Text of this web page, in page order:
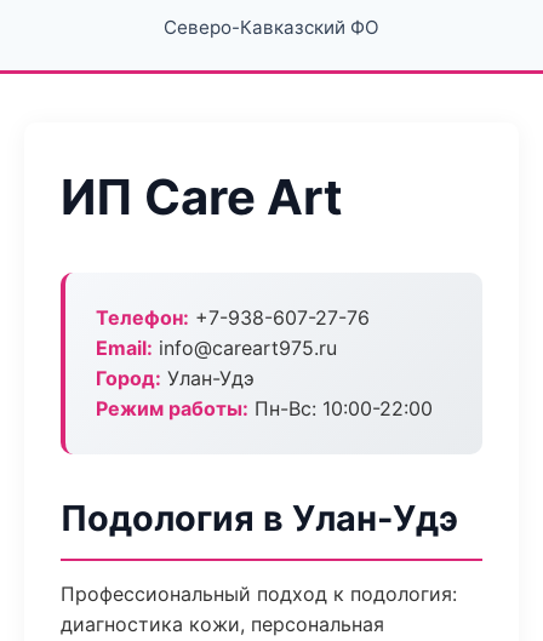
Северо-Кавказский ФО
ИП Care Art
Телефон: +7-938-607-27-76
Email: info@careart975.ru
Город: Улан-Удэ
Режим работы: Пн-Вс: 10:00-22:00
Подология в Улан-Удэ
Профессиональный подход к подология:
диагностика кожи, персональная